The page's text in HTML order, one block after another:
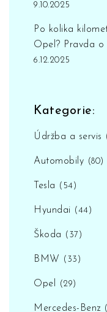
9.10.2025
Po kolika
Opel? Pravda o
6.12.2025
Kategorie:
Údržba a servis
Automobily (80)
Tesla (54)
Hyundai (44)
Škoda (37)
BMW (33)
Opel (29)
Mercedes-Benz